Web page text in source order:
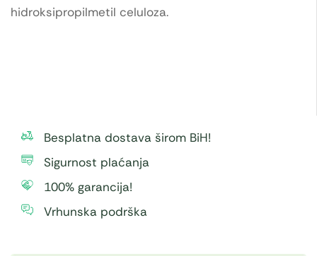
hidroksipropilmetil celuloza.
Besplatna dostava širom BiH!
Sigurnost plaćanja
100% garancija!
Vrhunska podrška